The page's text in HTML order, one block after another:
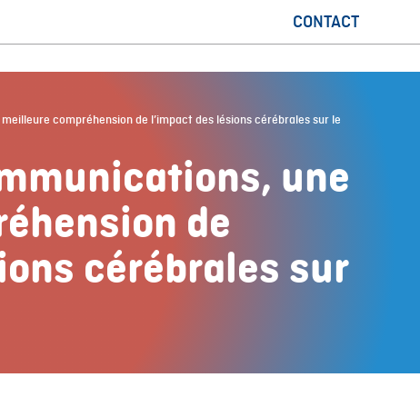
CONTACT
une
de
cérébrales sur
compréhension de l’impact des lésions cérébrales sur le